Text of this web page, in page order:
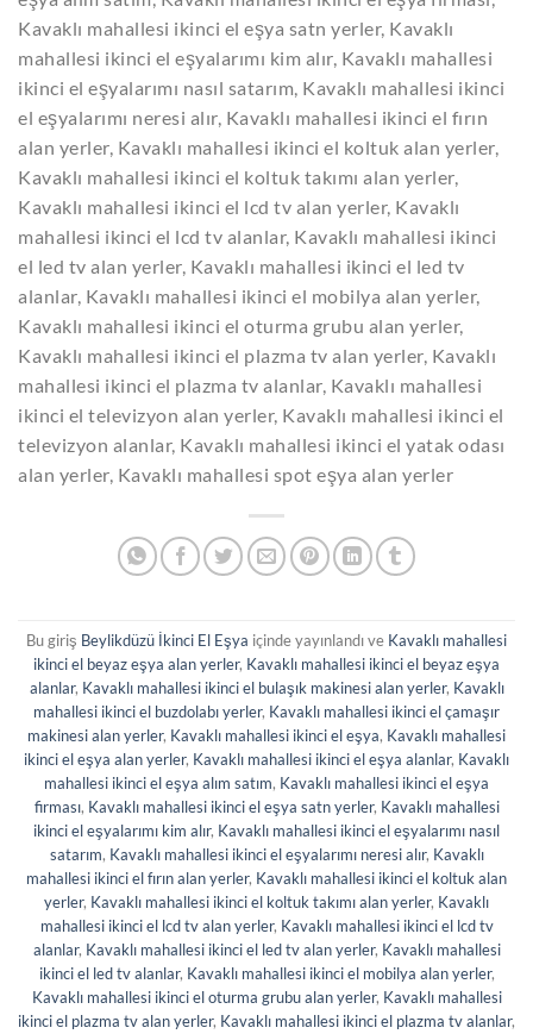
Kavaklı mahallesi ikinci el eşya satn yerler, Kavaklı
mahallesi ikinci el eşyalarımı kim alır, Kavaklı mahallesi
ikinci el eşyalarımı nasıl satarım, Kavaklı mahallesi ikinci
el eşyalarımı neresi alır, Kavaklı mahallesi ikinci el fırın
alan yerler, Kavaklı mahallesi ikinci el koltuk alan yerler,
Kavaklı mahallesi ikinci el koltuk takımı alan yerler,
Kavaklı mahallesi ikinci el lcd tv alan yerler, Kavaklı
mahallesi ikinci el lcd tv alanlar, Kavaklı mahallesi ikinci
el led tv alan yerler, Kavaklı mahallesi ikinci el led tv
alanlar, Kavaklı mahallesi ikinci el mobilya alan yerler,
Kavaklı mahallesi ikinci el oturma grubu alan yerler,
Kavaklı mahallesi ikinci el plazma tv alan yerler, Kavaklı
mahallesi ikinci el plazma tv alanlar, Kavaklı mahallesi
ikinci el televizyon alan yerler, Kavaklı mahallesi ikinci el
televizyon alanlar, Kavaklı mahallesi ikinci el yatak odası
alan yerler, Kavaklı mahallesi spot eşya alan yerler
Bu giriş Beylikdüzü İkinci El Eşya içinde yayınlandı ve Kavaklı mahallesi
ikinci el beyaz eşya alan yerler, Kavaklı mahallesi ikinci el beyaz eşya
alanlar, Kavaklı mahallesi ikinci el bulaşık makinesi alan yerler, Kavaklı
mahallesi ikinci el buzdolabı yerler, Kavaklı mahallesi ikinci el çamaşır
makinesi alan yerler, Kavaklı mahallesi ikinci el eşya, Kavaklı mahallesi
ikinci el eşya alan yerler, Kavaklı mahallesi ikinci el eşya alanlar, Kavaklı
mahallesi ikinci el eşya alım satım, Kavaklı mahallesi ikinci el eşya
firması, Kavaklı mahallesi ikinci el eşya satn yerler, Kavaklı mahallesi
ikinci el eşyalarımı kim alır, Kavaklı mahallesi ikinci el eşyalarımı nasıl
satarım, Kavaklı mahallesi ikinci el eşyalarımı neresi alır, Kavaklı
mahallesi ikinci el fırın alan yerler, Kavaklı mahallesi ikinci el koltuk alan
yerler, Kavaklı mahallesi ikinci el koltuk takımı alan yerler, Kavaklı
mahallesi ikinci el lcd tv alan yerler, Kavaklı mahallesi ikinci el lcd tv
alanlar, Kavaklı mahallesi ikinci el led tv alan yerler, Kavaklı mahallesi
ikinci el led tv alanlar, Kavaklı mahallesi ikinci el mobilya alan yerler,
Kavaklı mahallesi ikinci el oturma grubu alan yerler, Kavaklı mahallesi
ikinci el plazma tv alan yerler, Kavaklı mahallesi ikinci el plazma tv alanlar,